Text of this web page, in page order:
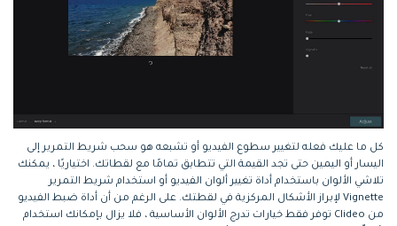
كل ما عليك فعله لتغيير سطوع الفيديو أو تشبعه هو سحب شريط التمرير إلى
اليسار أو اليمين حتى تجد القيمة التي تتطابق تمامًا مع لقطاتك. اختياريًا ، يمكنك
تلاشي الألوان باستخدام أداة تغيير ألوان الفيديو أو استخدام شريط التمرير
Vignette لإبراز الأشكال المركزية في لقطتك. على الرغم من أن أداة ضبط الفيديو
من Clideo توفر فقط خيارات تدرج الألوان الأساسية ، فلا يزال بإمكانك استخدام